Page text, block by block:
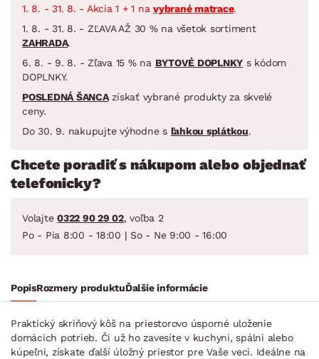
1. 8. - 31. 8. - Akcia 1 + 1 na vybrané matrace.
1. 8. - 31. 8. - ZĽAVA AŽ 30 % na všetok sortiment
ZAHRADA.
6. 8. - 9. 8. - Zľava 15 % na BYTOVÉ DOPLNKY s kódom
DOPLNKY.
POSLEDNÁ ŠANCAzískať vybrané produkty za skvelé
ceny.
Do 30. 9. nakupujte výhodne s ľahkou splátkou.
Chcete poradiť s nákupom alebo objednať
telefonicky?
Volajte 0322 90 29 02, voľba 2
Po - Pia 8:00 - 18:00 | So - Ne 9:00 - 16:00
PopisRozmery produktuĎalšie informácie
Praktický skriňový kôš na priestorovo úsporné uloženie
domácich potrieb. Či už ho zavesíte v kuchyni, spálni alebo
kúpeľni, získate ďalší úložný priestor pre Vaše veci. Ideálne na